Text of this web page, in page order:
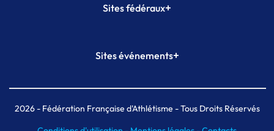
Sites fédéraux+
Plateforme Formation
Sites événements+
Meeting de Paris indoor
MAIF Ekiden de Paris
2026- Fédération Française d'Athlétisme - Tous Droits Réservés